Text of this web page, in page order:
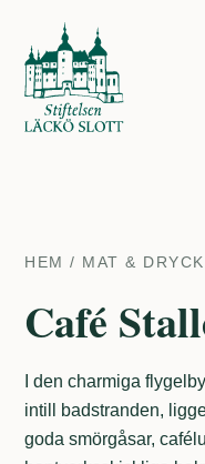
HEM / MAT & DRYCK
Café
I den charmiga
intill badstranden,
goda smörgåsar,